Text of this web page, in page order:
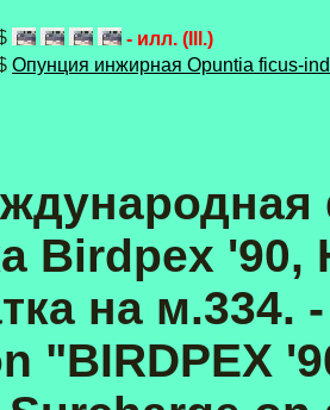
- илл. (Ill.)
Опунция инжирная Opuntia ficus-
Birdpex '90,
на
"BIRDPEX